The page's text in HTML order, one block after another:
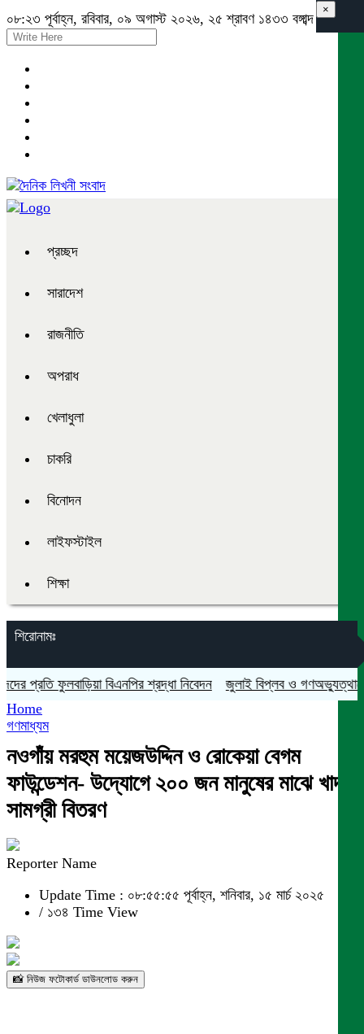
০৮:২৩ পূর্বাহ্ন, রবিবার, ০৯ অগাস্ট ২০২৬, ২৫ শ্রাবণ ১৪৩৩ বঙ্গাব্দ
প্রচ্ছদ
সারাদেশ
রাজনীতি
অপরাধ
খেলাধুলা
চাকরি
বিনোদন
লাইফস্টাইল
শিক্ষা
শিরোনামঃ
ফুলবাড়িয়া বিএনপির শ্রদ্ধা নিবেদন জুলাই বিপ্লব ও গণঅভ্যুত্থান দিবস
×
Home
গণমাধ্যম
নওগাঁয় মরহুম ময়েজউদ্দিন ও রোকেয়া বেগম
ফাউন্ডেশন- উদ্যোগে ২০০ জন মানুষের মাঝে খাদ্য
সামগ্রী বিতরণ
Reporter Name
Update Time : ০৮:৫৫:৫৫ পূর্বাহ্ন, শনিবার, ১৫ মার্চ ২০২৫
/ ১৩৪ Time View
📸 নিউজ ফটোকার্ড ডাউনলোড করুন